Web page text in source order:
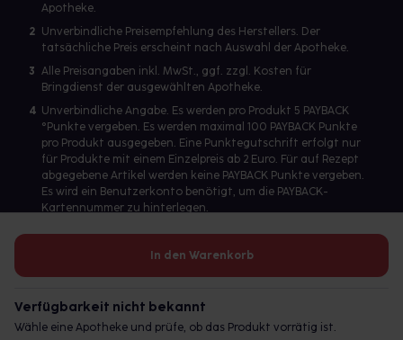
In den Warenkorb
Verfügbarkeit nicht bekannt
Wähle eine Apotheke und prüfe, ob das Produkt vorrätig ist.
Apotheke.
2 Unverbindliche Preisempfehlung des Herstellers. Der
tatsächliche Preis erscheint nach Auswahl der Apotheke.
3 Alle Preisangaben inkl. MwSt., ggf. zzgl. Kosten für
Bringdienst der ausgewählten Apotheke.
4 Unverbindliche Angabe. Es werden pro Produkt 5 PAYBACK
°Punkte vergeben. Es werden maximal 100 PAYBACK Punkte
pro Produkt ausgegeben. Eine Punktegutschrift erfolgt nur
für Produkte mit einem Einzelpreis ab 2 Euro. Für auf Rezept
abgegebene Artikel werden keine PAYBACK Punkte vergeben.
Es wird ein Benutzerkonto benötigt, um die PAYBACK-
Kartennummer zu hinterlegen.
Betreiber des Portals und verantwortlich: gesund.de GmbH &
© 2026 gesund.de GmbH & Co. KG